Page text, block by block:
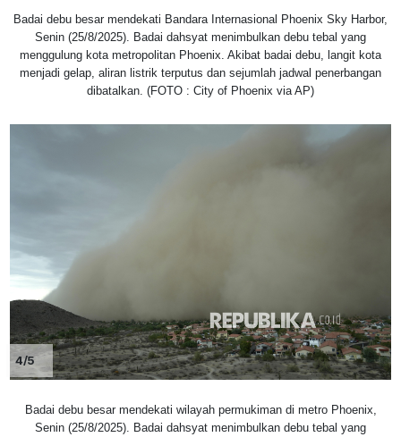
Badai debu besar mendekati Bandara Internasional Phoenix Sky Harbor,
Senin (25/8/2025). Badai dahsyat menimbulkan debu tebal yang
menggulung kota metropolitan Phoenix. Akibat badai debu, langit kota
menjadi gelap, aliran listrik terputus dan sejumlah jadwal penerbangan
dibatalkan. (FOTO : City of Phoenix via AP)
4/5
Badai debu besar mendekati wilayah permukiman di metro Phoenix,
Senin (25/8/2025). Badai dahsyat menimbulkan debu tebal yang